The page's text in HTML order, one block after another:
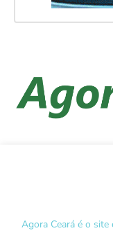
Agora Ceará é o